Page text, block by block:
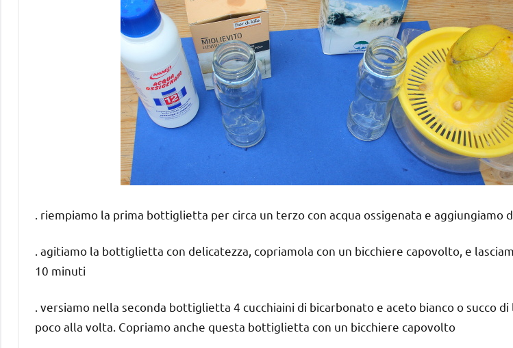
. riempiamo la prima bottiglietta per circa un terzo con acqua ossigenata e aggiungiamo
. agitiamo la bottiglietta con delicatezza, copriamola con un bicchiere capovolto, e
10 minuti
. versiamo nella seconda bottiglietta 4 cucchiaini di bicarbonato e aceto bianco o succo
poco alla volta. Copriamo anche questa bottiglietta con un bicchiere capovolto